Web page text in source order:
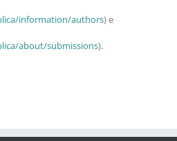
information/authors) e
about/submissions).